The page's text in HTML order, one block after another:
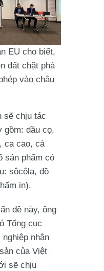
EU cho biết,
đất chặt phá
vào châu
sẽ chịu tác
gồm: dầu cọ,
ca cao, cà
sản phẩm có
sôcôla, đồ
in).
đề này, ông
Tổng cục
nhận
của Việt
sẽ chịu